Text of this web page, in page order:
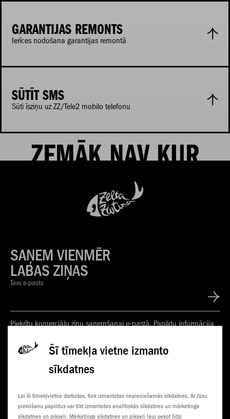
Šī tīmekļa vietne izmanto
sīkdatnes
Lai šī tīmekļvietne darbotos, tiek izmantotas nepieciešamās sīkdatnes. Ar Jūsu
piekrišanu papildus var tikt izmantotas analītiskās sīkdatnes un mārketinga
sīkdatnes un pikseļi. Mārketinga sīkdatnes un pikseļi ļauj sekot līdzi
GARANTIJAS REMONTS
Ierīces nodošana garantijas remontā
SŪTĪT SMS
Sūti īsziņu uz ZZ/Tele2 mobilo telefonu
ZEMĀK NAV KUR
SAŅEM VIENMĒR
LABAS ZIŅAS
Tavs e-pasts
Piekrītu komerciālu ziņu saņemšanai e-pastā. Papildu informācija
KLIENTU CENTRI
ČEMPIONĀTS